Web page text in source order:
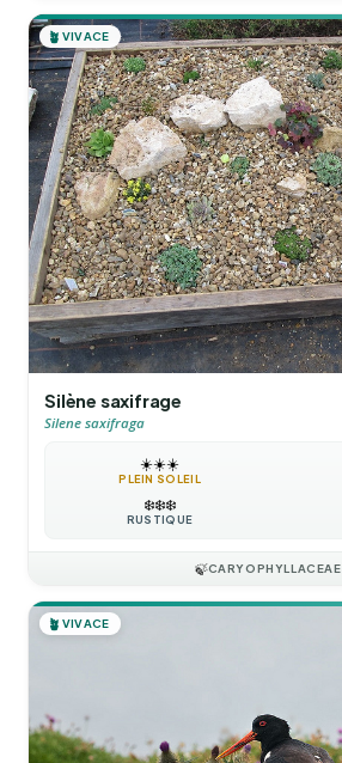
🪴 VIVACE
Silène saxifrage
Silene saxifraga
☀️☀️☀️
PLEIN SOLEIL
❄️❄️❄️
RUSTIQUE
🍃CARYOPHYLLACEAE
🪴 VIVACE